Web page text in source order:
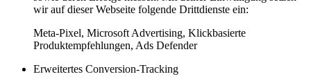
wir auf dieser Webseite folgende Drittdienste ein:
Meta-Pixel, Microsoft Advertising, Klickbasierte
Produktempfehlungen, Ads Defender
Erweitertes Conversion-Tracking